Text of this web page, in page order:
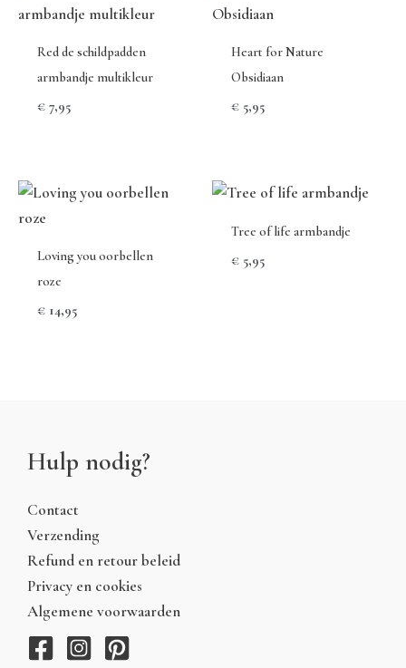
Red de schildpadden
armbandje multikleur
€7,95
Heart for Nature
Obsidiaan
€5,95
Loving you oorbellen
roze
€14,95
Tree of life armbandje
€5,95
Hulp nodig?
Contact
Verzending
Refund en retour beleid
Privacy en cookies
Algemene voorwaarden